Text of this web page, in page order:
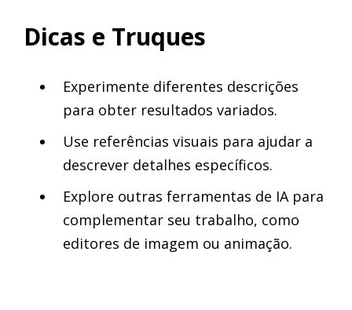
Dicas e Truques
Experimente diferentes descrições
para obter resultados variados.
Use referências visuais para ajudar a
descrever detalhes específicos.
Explore outras ferramentas de IA para
complementar seu trabalho, como
editores de imagem ou animação.